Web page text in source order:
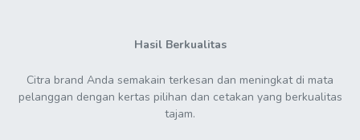
Hasil Berkualitas
Citra brand Anda semakain terkesan dan meningkat di mata
pelanggan dengan kertas pilihan dan cetakan yang berkualitas
tajam.